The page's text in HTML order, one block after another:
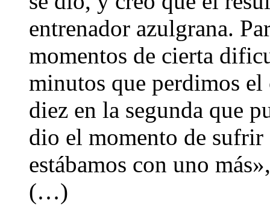
entrenador azulgrana.
momentos de cierta
minutos que perdimos
diez en la segunda que
dio el momento de
estábamos con uno
(…)